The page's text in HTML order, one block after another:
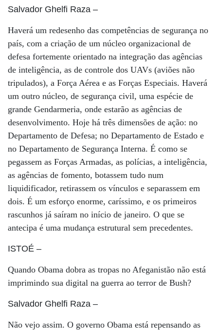
Salvador Ghelfi Raza –
Haverá um redesenho das competências de segurança no
país, com a criação de um núcleo organizacional de
defesa fortemente orientado na integração das agências
de inteligência, as de controle dos UAVs (aviões não
tripulados), a Força Aérea e as Forças Especiais. Haverá
um outro núcleo, de segurança civil, uma espécie de
grande Gendarmeria, onde estarão as agências de
desenvolvimento. Hoje há três dimensões de ação: no
Departamento de Defesa; no Departamento de Estado e
no Departamento de Segurança Interna. É como se
pegassem as Forças Armadas, as polícias, a inteligência,
as agências de fomento, botassem tudo num
liquidificador, retirassem os vínculos e separassem em
dois. É um esforço enorme, caríssimo, e os primeiros
rascunhos já saíram no início de janeiro. O que se
antecipa é uma mudança estrutural sem precedentes.
ISTOÉ –
Quando Obama dobra as tropas no Afeganistão não está
imprimindo sua digital na guerra ao terror de Bush?
Salvador Ghelfi Raza –
Não vejo assim. O governo Obama está repensando as